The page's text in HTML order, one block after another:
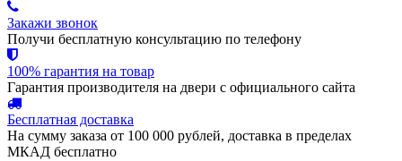
Закажи звонок
Получи бесплатную консультацию по телефону
100% гарантия на товар
Гарантия производителя на двери с официального сайта
Бесплатная доставка
На сумму заказа от 100 000 рублей, доставка в пределах
МКАД бесплатно